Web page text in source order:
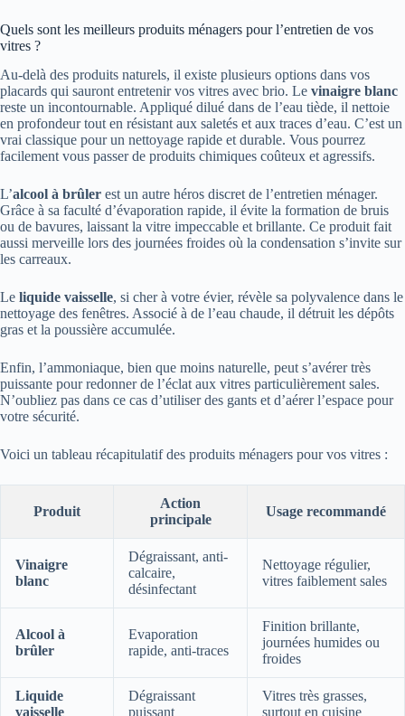
Quels sont les meilleurs produits ménagers pour l’entretien de vos
vitres ?
Au-delà des produits naturels, il existe plusieurs options dans vos
placards qui sauront entretenir vos vitres avec brio. Le vinaigre blanc
reste un incontournable. Appliqué dilué dans de l’eau tiède, il nettoie
en profondeur tout en résistant aux saletés et aux traces d’eau. C’est un
vrai classique pour un nettoyage rapide et durable. Vous pourrez
facilement vous passer de produits chimiques coûteux et agressifs.
L’alcool à brûler est un autre héros discret de l’entretien ménager.
Grâce à sa faculté d’évaporation rapide, il évite la formation de bruis
ou de bavures, laissant la vitre impeccable et brillante. Ce produit fait
aussi merveille lors des journées froides où la condensation s’invite sur
les carreaux.
Le liquide vaisselle, si cher à votre évier, révèle sa polyvalence dans le
nettoyage des fenêtres. Associé à de l’eau chaude, il détruit les dépôts
gras et la poussière accumulée.
Enfin, l’ammoniaque, bien que moins naturelle, peut s’avérer très
puissante pour redonner de l’éclat aux vitres particulièrement sales.
N’oubliez pas dans ce cas d’utiliser des gants et d’aérer l’espace pour
votre sécurité.
Voici un tableau récapitulatif des produits ménagers pour vos vitres :
Produit
Action
principale
Usage recommandé
Vinaigre
blanc
Dégraissant, anti-
calcaire,
désinfectant
Nettoyage régulier,
vitres faiblement sales
Alcool à
brûler
Evaporation
rapide, anti-traces
Finition brillante,
journées humides ou
froides
Liquide
vaisselle
Dégraissant
puissant
Vitres très grasses,
surtout en cuisine